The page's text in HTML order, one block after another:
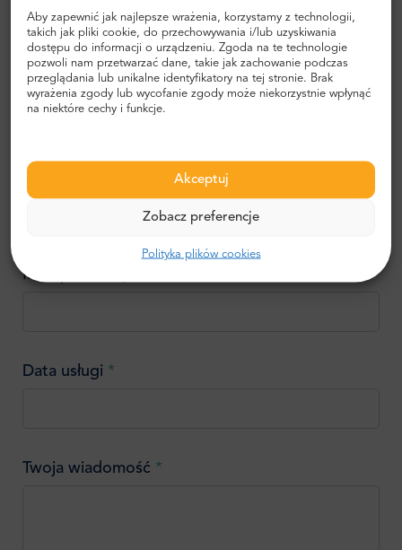
Aby zapewnić jak najlepsze wrażenia, korzystamy z technologii,
takich jak pliki cookie, do przechowywania i/lub uzyskiwania
dostępu do informacji o urządzeniu. Zgoda na te technologie
pozwoli nam przetwarzać dane, takie jak zachowanie podczas
przeglądania lub unikalne identyfikatory na tej stronie. Brak
wyrażenia zgody lub wycofanie zgody może niekorzystnie wpłynąć
na niektóre cechy i funkcje.
Akceptuj
Zobacz preferencje
Polityka plików cookies
Miejsce odbioru:*
Ilość podróżnych
Data usługi *
Twoja wiadomość *